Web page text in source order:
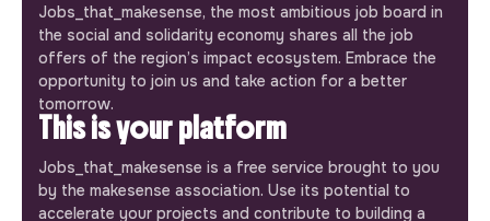
Jobs_that_makesense, the most ambitious job board in
the social and solidarity economy shares all the job
offers of the region’s impact ecosystem. Embrace the
opportunity to join us and take action for a better
tomorrow.
This is your platform
Jobs_that_makesense is a free service brought to you
by the makesense association. Use its potential to
accelerate your projects and contribute to building a